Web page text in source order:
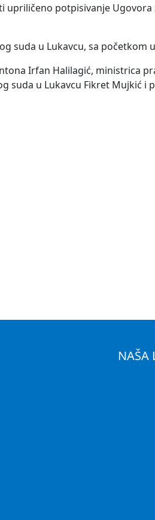
upriličeno potpisivanje
suda u Lukavcu, sa početkom
Irfan Halilagić, ministrica
suda u Lukavcu Fikret Mujkić i
NAŠA